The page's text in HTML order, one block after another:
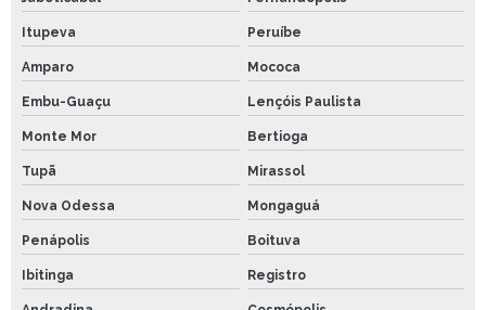
Itupeva Peruíbe
Amparo Mococa
Embu-Guaçu Lençóis Paulista
Monte Mor Bertioga
Tupã Mirassol
Nova Odessa Mongaguá
Penápolis Boituva
Ibitinga Registro